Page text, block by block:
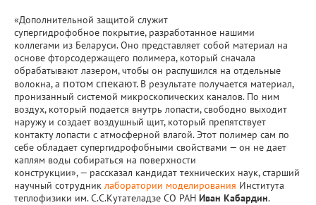
«Дополнительной защитой служит
супергидрофобное покрытие, разработанное нашими
коллегами из Беларуси. Оно представляет собой материал на
основе фторсодержащего полимера, который сначала
обрабатывают лазером, чтобы он распушился на отдельные
волокна, а потом спекают. В результате получается материал,
пронизанный системой микроскопических каналов. По ним
воздух, который подается внутрь лопасти, свободно выходит
наружу и создает воздушный щит, который препятствует
контакту лопасти с атмосферной влагой. Этот полимер сам по
себе обладает супергидрофобными свойствами — он не дает
каплям воды собираться на поверхности
конструкции», — рассказал кандидат технических наук, старший
научный сотрудник лаборатории моделирования Института
теплофизики им. С.С.Кутателадзе СО РАН Иван Кабардин.